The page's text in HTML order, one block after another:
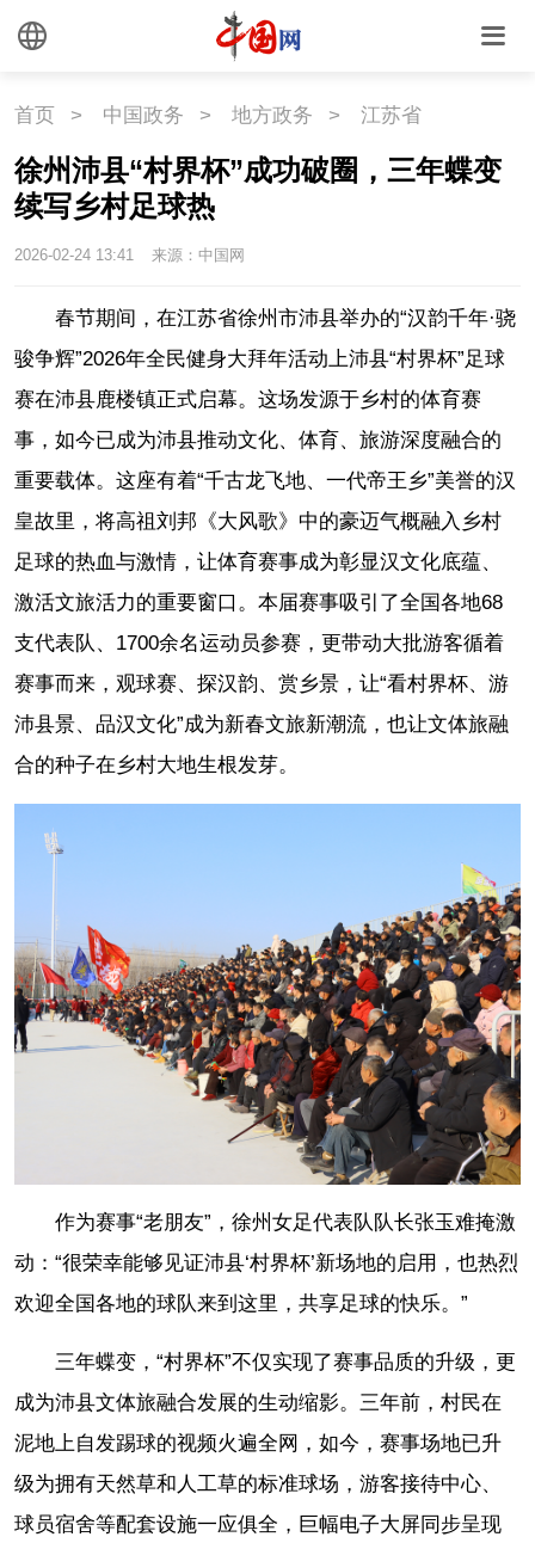
首页 > 中国政务 > 地方政务 > 江苏省
徐州沛县“村界杯”成功破圈，三年蝶变
续写乡村足球热
2026-02-24 13:41 来源：中国网
春节期间，在江苏省徐州市沛县举办的“汉韵千年·骁
骏争辉”2026年全民健身大拜年活动上沛县“村界杯”足球
赛在沛县鹿楼镇正式启幕。这场发源于乡村的体育赛
事，如今已成为沛县推动文化、体育、旅游深度融合的
重要载体。这座有着“千古龙飞地、一代帝王乡”美誉的汉
皇故里，将高祖刘邦《大风歌》中的豪迈气概融入乡村
足球的热血与激情，让体育赛事成为彰显汉文化底蕴、
激活文旅活力的重要窗口。本届赛事吸引了全国各地68
支代表队、1700余名运动员参赛，更带动大批游客循着
赛事而来，观球赛、探汉韵、赏乡景，让“看村界杯、游
沛县景、品汉文化”成为新春文旅新潮流，也让文体旅融
合的种子在乡村大地生根发芽。
作为赛事“老朋友”，徐州女足代表队队长张玉难掩激
动：“很荣幸能够见证沛县‘村界杯’新场地的启用，也热烈
欢迎全国各地的球队来到这里，共享足球的快乐。”
三年蝶变，“村界杯”不仅实现了赛事品质的升级，更
成为沛县文体旅融合发展的生动缩影。三年前，村民在
泥地上自发踢球的视频火遍全网，如今，赛事场地已升
级为拥有天然草和人工草的标准球场，游客接待中心、
球员宿舍等配套设施一应俱全，巨幅电子大屏同步呈现